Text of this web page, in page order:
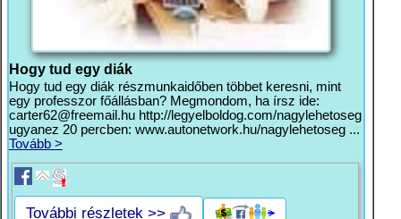
Hogy tud egy diák
Hogy tud egy diák részmunkaidőben többet keresni, mint
egy professzor főállásban? Megmondom, ha írsz ide:
carter62@freemail.hu http://legyelboldog.com/nagylehetoseg
ugyanez 20 percben: www.autonetwork.hu/nagylehetoseg ...
Tovább >
További részletek >>